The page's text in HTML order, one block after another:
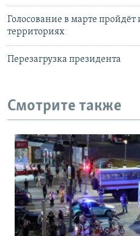
Голосование в марте
территориях
Перезагрузка президента
Смотрите также